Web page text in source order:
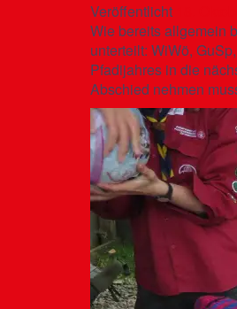
Veröffentlicht
Wie bereits allgemein
unterteilt: WiWö,
Pfadijahres in die
Abschied nehmen